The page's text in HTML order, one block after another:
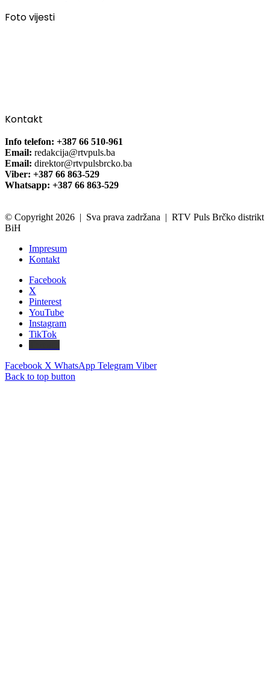
Foto vijesti
Kontakt
Info telefon: +387 66 510-961
Email: redakcija@rtvpuls.ba
Email: direktor@rtvpulsbrcko.ba
Viber: +387 66 863-529
Whatsapp: +387 66 863-529
© Copyright 2026 | Sva prava zadržana | RTV Puls Brčko distrikt
BiH
Impresum
Kontakt
Facebook
X
Pinterest
YouTube
Instagram
TikTok
Facebook X WhatsApp Telegram Viber
Back to top button